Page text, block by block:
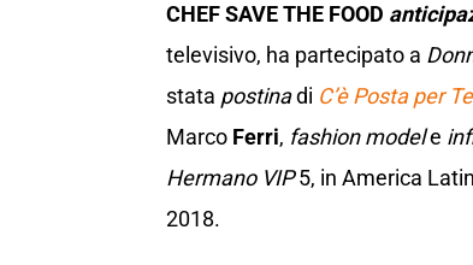
CHEF SAVE THE FOOD
televisivo, ha partecipato a
stata postinadi C’è Posta per Te
Marco Ferri, fashion modele
Hermano VIP5, in America
2018.